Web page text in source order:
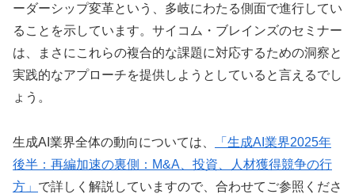
ーダーシップ変革という、多岐にわたる側面で進行してい
ることを示しています。サイコム・ブレインズのセミナー
は、まさにこれらの複合的な課題に対応するための洞察と
実践的なアプローチを提供しようとしていると言えるでし
ょう。
生成AI業界全体の動向については、
「生成AI業界2025年
後半：再編加速の裏側：M&A、投資、人材獲得競争の行
方」 で詳しく解説していますので、合わせてご参照くださ